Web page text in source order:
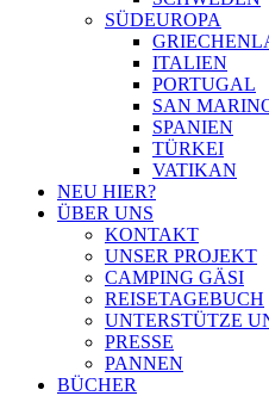
SÜDEUROPA
ITALIEN
PORTUGAL
SAN
SPANIEN
TÜRKEI
VATIKAN
NEU HIER?
ÜBER UNS
KONTAKT
UNSER PROJEKT
CAMPING GÄSI
REISETAGEBUCH
UNTERSTÜTZE
PRESSE
PANNEN
BÜCHER